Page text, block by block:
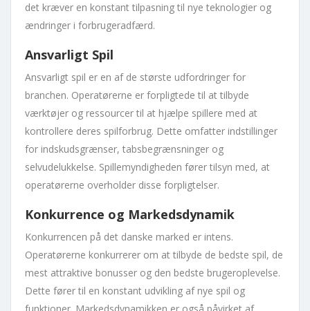
det kræver en konstant tilpasning til nye teknologier og
ændringer i forbrugeradfærd.
Ansvarligt Spil
Ansvarligt spil er en af de største udfordringer for
branchen. Operatørerne er forpligtede til at tilbyde
værktøjer og ressourcer til at hjælpe spillere med at
kontrollere deres spilforbrug. Dette omfatter indstillinger
for indskudsgrænser, tabsbegrænsninger og
selvudelukkelse. Spillemyndigheden fører tilsyn med, at
operatørerne overholder disse forpligtelser.
Konkurrence og Markedsdynamik
Konkurrencen på det danske marked er intens.
Operatørerne konkurrerer om at tilbyde de bedste spil, de
mest attraktive bonusser og den bedste brugeroplevelse.
Dette fører til en konstant udvikling af nye spil og